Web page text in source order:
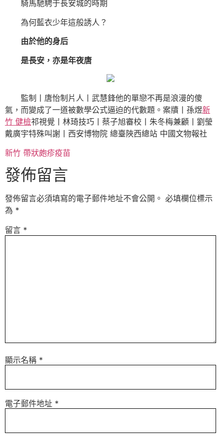
騎馬馳騁于長安城的時期
為何藍衣少年這般誘人？
由於他的身后
是長安，亦是年夜唐
監制丨唐怡制片人丨武慧鋒他的單戀不再是浪漫的傻
氣，而變成了一道被數學公式逼迫的代數題。案牘丨孫煜新
竹 健檢祁視覺丨林琦技巧丨蔡子旭審校丨朱冬梅兼顧丨劉瑩
戴廣宇特殊叫謝丨西安博物院 總臺陜西總站 中國文物報社
新竹 帶狀皰疹疫苗
發佈留言
發佈留言必須填寫的電子郵件地址不會公開。 必填欄位標示
為 *
留言 *
顯示名稱 *
電子郵件地址 *